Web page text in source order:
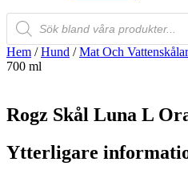
Products
search
Hem /Hund /Mat Och Vattenskålar
700 ml
Rogz Skål Luna L
Ytterligare